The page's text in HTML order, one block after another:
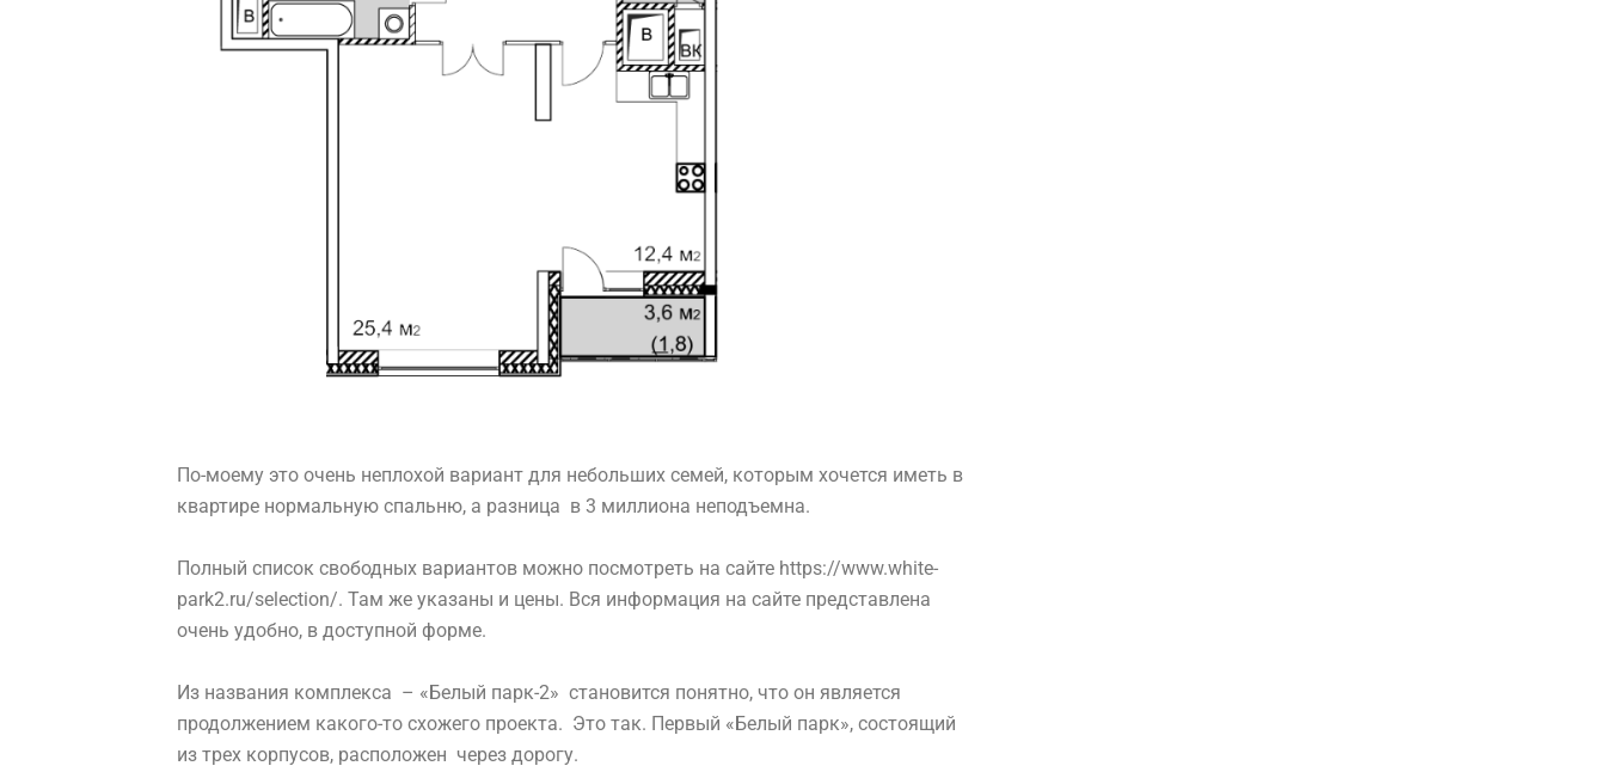
По-моему это очень неплохой вариант для небольших семей, которым хочется иметь в
квартире нормальную спальню, а разница в 3 миллиона неподъемна.
Полный список свободных вариантов можно посмотреть на сайте https://www.white-
park2.ru/selection/. Там же указаны и цены. Вся информация на сайте представлена
очень удобно, в доступной форме.
Из названия комплекса – «Белый парк-2» становится понятно, что он является
продолжением какого-то схожего проекта. Это так. Первый «Белый парк», состоящий
из трех корпусов, расположен через дорогу.